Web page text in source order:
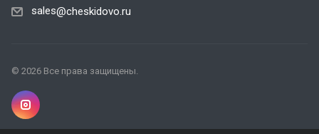
sales@cheskidovo.ru
© 2026 Все права защищены.